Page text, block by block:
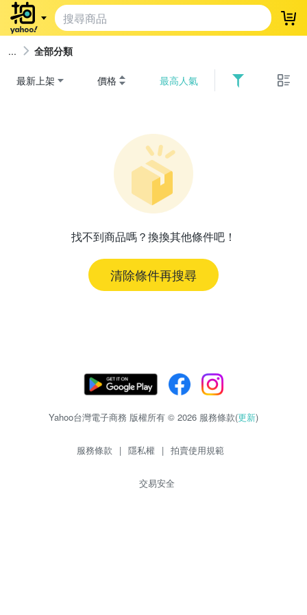
登
全部分類
最新上架 價格 最高人氣
找不到商品嗎？換換其他條件吧！
清除條件再搜尋
Yahoo台灣電子商務 版權所有 © 2026 服務條款(更新)
服務條款 | 隱私權 | 拍賣使用規範
交易安全